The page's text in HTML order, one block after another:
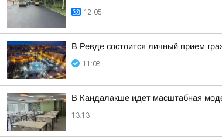
12:05
В Ревде состоится личный прием
11:08
В Кандалакше идет масштабная
13:13